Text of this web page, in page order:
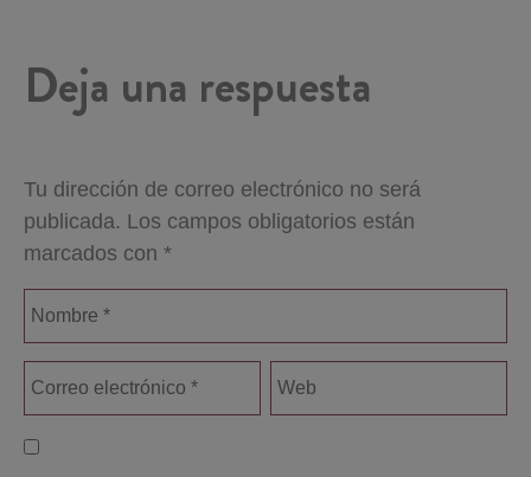
Deja una respuesta
Tu dirección de correo electrónico no será
publicada. Los campos obligatorios están
marcados con *